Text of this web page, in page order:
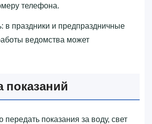
телефона.
в праздники и предпраздничные
ведомства может
показаний
передать показания за воду, свет